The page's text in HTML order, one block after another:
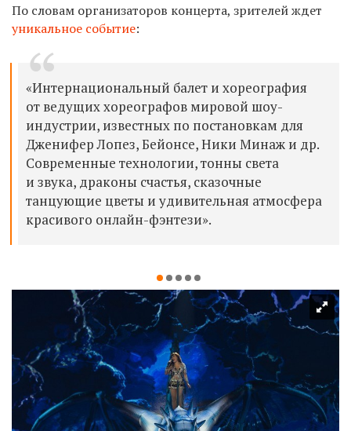
По словам организаторов концерта, зрителей ждет
уникальное событие:
«Интернациональный балет и хореография
от ведущих хореографов мировой шоу-
индустрии, известных по постановкам для
Дженифер Лопез, Бейонсе, Ники Минаж и др.
Современные технологии, тонны света
и звука, драконы счастья, сказочные
танцующие цветы и удивительная атмосфера
красивого онлайн-фэнтези».